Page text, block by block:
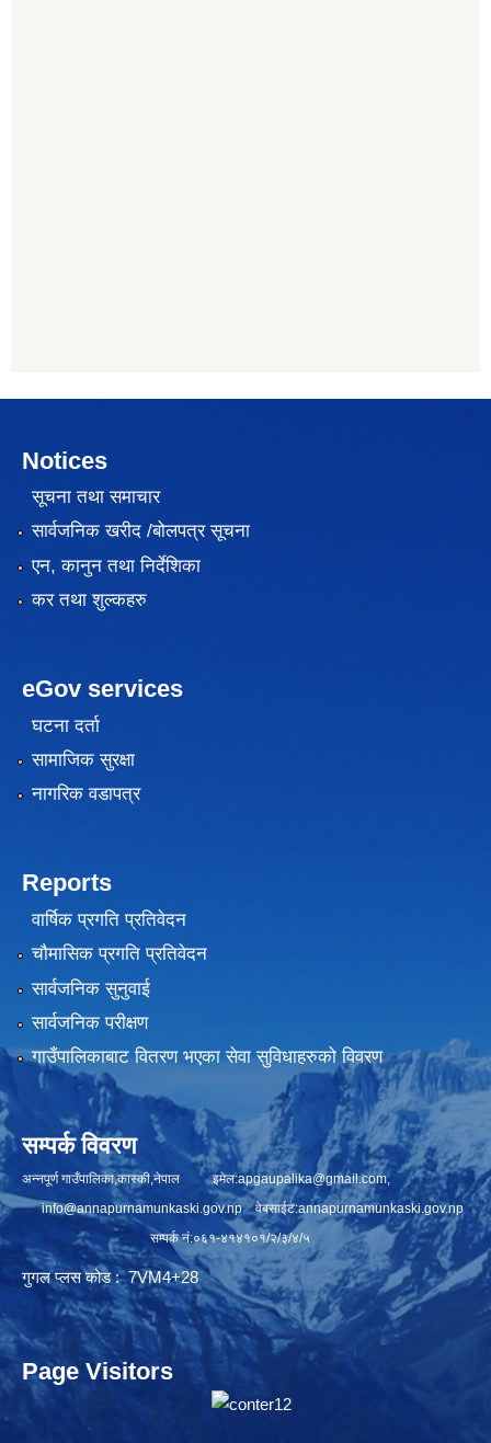
Notices
सूचना तथा समाचार
सार्वजनिक खरीद /बोलपत्र सूचना
एन, कानुन तथा निर्देशिका
कर तथा शुल्कहरु
eGov services
घटना दर्ता
सामाजिक सुरक्षा
नागरिक वडापत्र
Reports
वार्षिक प्रगति प्रतिवेदन
चौमासिक प्रगति प्रतिवेदन
सार्वजनिक सुनुवाई
सार्वजनिक परीक्षण
गाउँपालिकाबाट वितरण भएका सेवा सुविधाहरुको विवरण
सम्पर्क विवरण
अन्नपूर्ण गाउँपालिका,कास्की,नेपाल इमेल:apgaupalika@gmail.com,
info@annapurnamunkaski.gov.npवेबसाईट:annapurnamunkaski.gov.np
सम्पर्क नं:०६१-४१४१०१/२/३/४/५
गुगल प्लस कोड : 7VM4+28
Page Visitors